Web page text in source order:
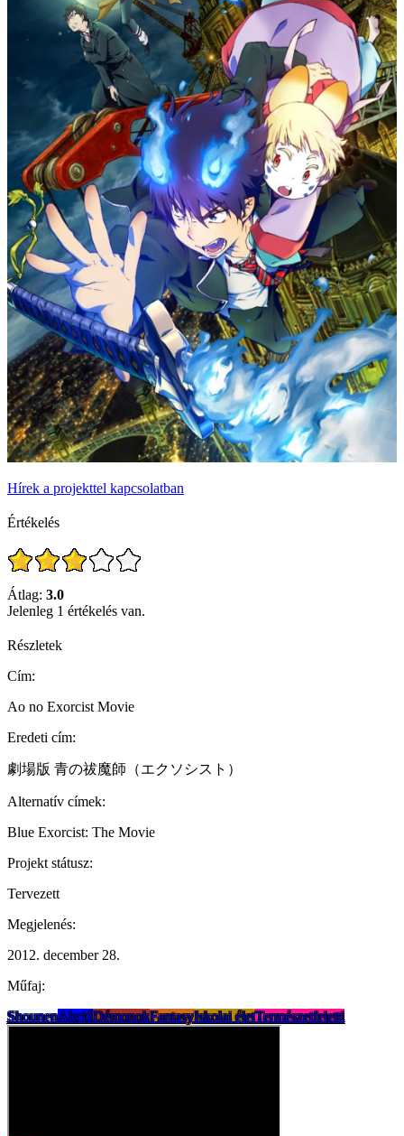
Hírek a projekttel kapcsolatban
Értékelés
Átlag: 3.0
Jelenleg 1 értékelés van.
Részletek
Cím:
Ao no Exorcist Movie
Eredeti cím:
劇場版 青の祓魔師（エクソシスト）
Alternatív címek:
Blue Exorcist: The Movie
Projekt státusz:
Tervezett
Megjelenés:
2012. december 28.
Műfaj:
ShounenAkcióDémonokFantasyIskolai életTermészetfeletti